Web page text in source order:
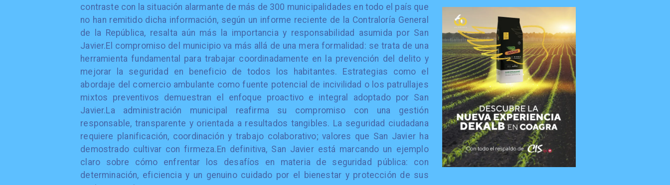
contraste con la situación alarmante de más de 300 municipalidades en todo el país que
no han remitido dicha información, según un informe reciente de la Contraloría General
de la República, resalta aún más la importancia y responsabilidad asumida por San
Javier.El compromiso del municipio va más allá de una mera formalidad: se trata de una
herramienta fundamental para trabajar coordinadamente en la prevención del delito y
mejorar la seguridad en beneficio de todos los habitantes. Estrategias como el
abordaje del comercio ambulante como fuente potencial de incivilidad o los patrullajes
mixtos preventivos demuestran el enfoque proactivo e integral adoptado por San
Javier.La administración municipal reafirma su compromiso con una gestión
responsable, transparente y orientada a resultados tangibles. La seguridad ciudadana
requiere planificación, coordinación y trabajo colaborativo; valores que San Javier ha
demostrado cultivar con firmeza.En definitiva, San Javier está marcando un ejemplo
claro sobre cómo enfrentar los desafíos en materia de seguridad pública: con
determinación, eficiencia y un genuino cuidado por el bienestar y protección de sus